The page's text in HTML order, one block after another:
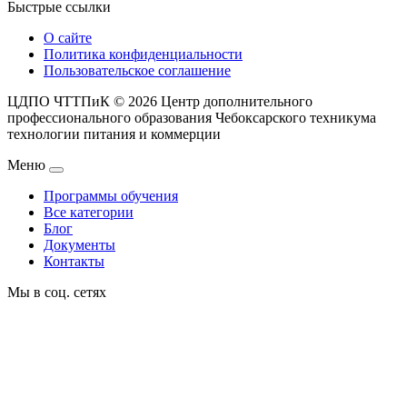
Быстрые ссылки
О сайте
Политика конфиденциальности
Пользовательское соглашение
ЦДПО ЧТТПиК © 2026 Центр дополнительного
профессионального образования Чебоксарского техникума
технологии питания и коммерции
Меню
Программы обучения
Все категории
Блог
Документы
Контакты
Мы в соц. сетях